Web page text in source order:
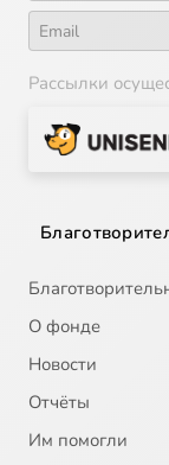
Рассылки
О фонде
Новости
Отчёты
Им помогли